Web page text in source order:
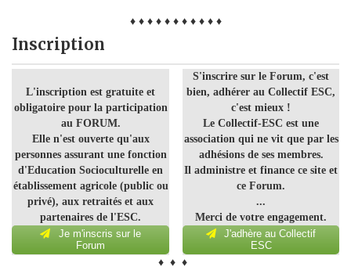
♦ ♦ ♦ ♦ ♦ ♦ ♦ ♦ ♦ ♦ ♦
Inscription
L'inscription est gratuite et
obligatoire pour la participation
au FORUM.
Elle n'est ouverte qu'aux
personnes assurant une fonction
d'Education Socioculturelle en
établissement agricole (public ou
privé), aux retraités et aux
partenaires de l'ESC.
Je m'inscris sur le
Forum
S'inscrire sur le Forum, c'est
bien, adhérer au Collectif ESC,
c'est mieux !
Le Collectif-ESC est une
association qui ne vit que par les
adhésions de ses membres.
Il administre et finance ce site et
ce Forum.
...
Merci de votre engagement.
J'adhère au Collectif
ESC
♦ ♦ ♦